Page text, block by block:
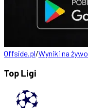
Offside.pl/Wyniki na żywo
Top Ligi